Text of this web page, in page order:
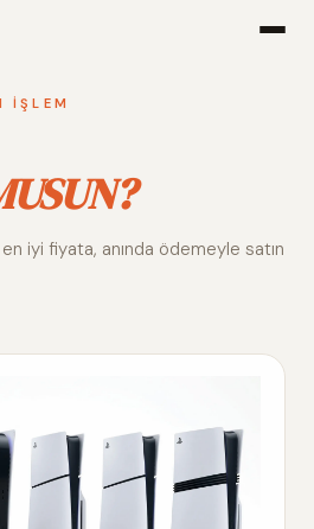
Alım
İŞLEM
iyi fiyata, anında ödemeyle satın